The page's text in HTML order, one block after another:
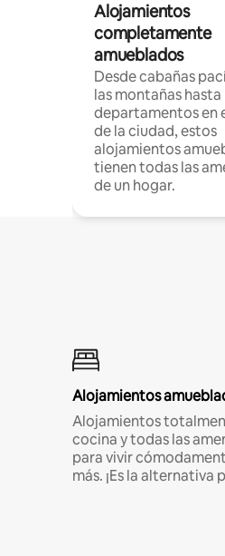
Alojamientos
completamente
amueblados
Desde cabañas
las montañas
departamentos en
de la ciudad, estos
alojamientos
tienen todas las
de un hogar.
Alojamientos
Alojamientos
cocina y todas las
para vivir
más. ¡Es la alternativa